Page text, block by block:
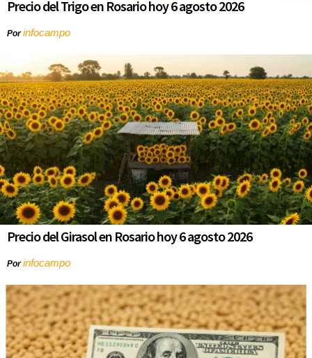
Precio del Trigo en Rosario hoy 6 agosto 2026
Porinfocampo
Precio del Girasol en Rosario hoy 6 agosto 2026
Porinfocampo